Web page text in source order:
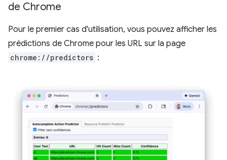
de Chrome
Pour le premier cas d'utilisation, vous pouvez afficher les
prédictions de Chrome pour les URL sur la page
chrome://predictors :